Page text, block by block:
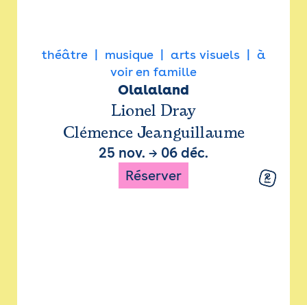
théâtre musique arts visuels
à
voir en famille
Olalaland
Lionel Dray
Clémence Jeanguillaume
25 nov. → 06 déc.
Réserver